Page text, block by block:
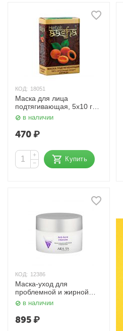
КОД: 18051
Маска для лица
подтягивающая, 5х10 гр.
Aasha Herbals
в наличии
470₽
+
−
Купить
КОД: 12386
Маска-уход для
проблемной и жирной
кожи Anti-Acne 150 мл.
Aravia
в наличии
895₽